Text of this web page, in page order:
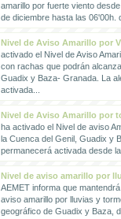
amarillo por fuerte viento
de diciembre hasta las 06'00h.
Nivel de Aviso Amarillo por
activado el Nivel de Aviso
con rachas que podrán
Guadix y Baza- Granada. La
activada...
Nivel de Aviso Amarillo por
ha activado el Nivel de aviso
la Cuenca del Genil, Guadix y
permanecerá activada desde
Nivel de aviso amarillo por
AEMET informa que
aviso amarillo por lluvias y
geográfico de Guadix y Baza,